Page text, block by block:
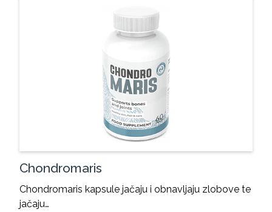
Chondromaris
Chondromaris kapsule jačaju i obnavljaju zlobove te
jačaju…